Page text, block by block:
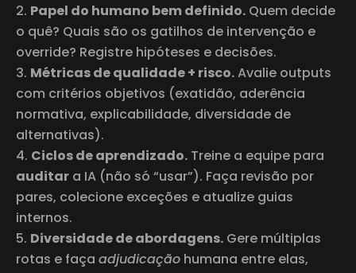
Papel do humano bem definido. Quem decide
o quê? Quais são os gatilhos de intervenção e
override? Registre hipóteses e decisões.
Métricas de qualidade + risco.Avalie outputs
com critérios objetivos (exatidão, aderência
normativa, explicabilidade, diversidade de
alternativas).
Ciclos de aprendizado. Treine a equipe para
auditar a IA (não só “usar”). Faça revisão por
pares, colecione exceções e atualize guias
internos.
Diversidade de abordagens. Gere múltiplas
rotas e faça adjudicação humana entre elas,